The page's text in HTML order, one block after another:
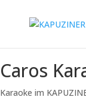
Caros
Karaoke im